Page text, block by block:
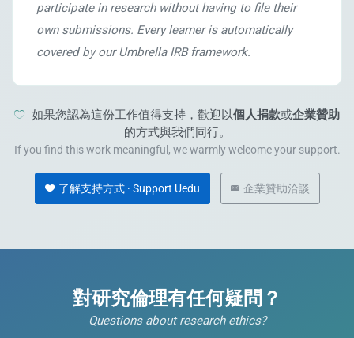
participate in research without having to file their
own submissions. Every learner is automatically
covered by our Umbrella IRB framework.
如果您認為這份工作值得支持，歡迎以個人捐款或企業贊助
的方式與我們同行。
If you find this work meaningful, we warmly welcome your support.
了解支持方式 · Support Uedu 企業贊助洽談
對研究倫理有任何疑問？
Questions about research ethics?